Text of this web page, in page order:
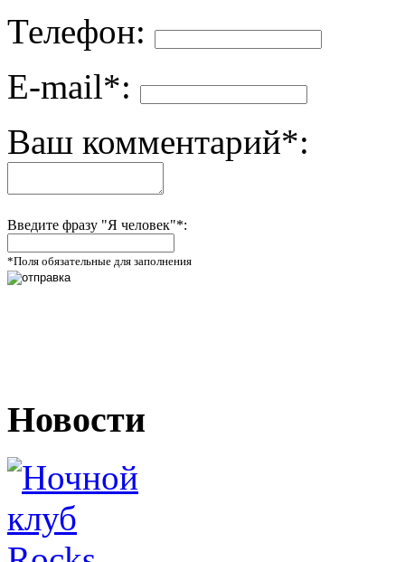
Телефон:
E-mail*:
Ваш комментарий*:
Введите фразу "Я человек"*:
*Поля обязательные для заполнения
Новости